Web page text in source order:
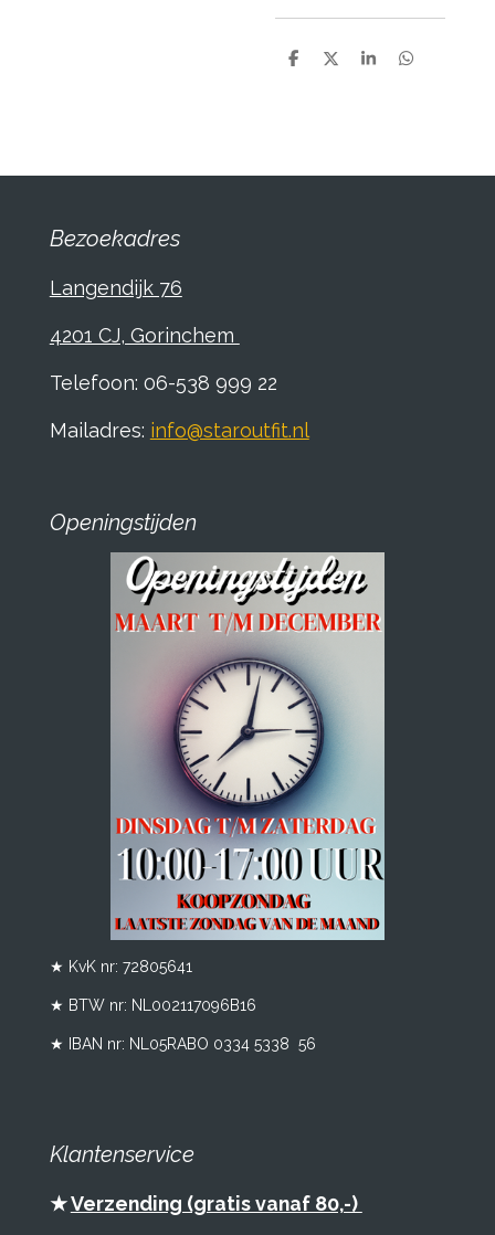
D
D
S
D
Bezoekadres
Langendijk 76
4201 CJ, Gorinchem
Telefoon: 06-538 999 22
Mailadres: info@staroutfit.nl
Openingstijden
★ KvK nr: 72805641
★ BTW nr: NL002117096B16
★ IBAN nr: NL05RABO 0334 5338 56
Klantenservice
★Verzending (gratis vanaf 80,-)